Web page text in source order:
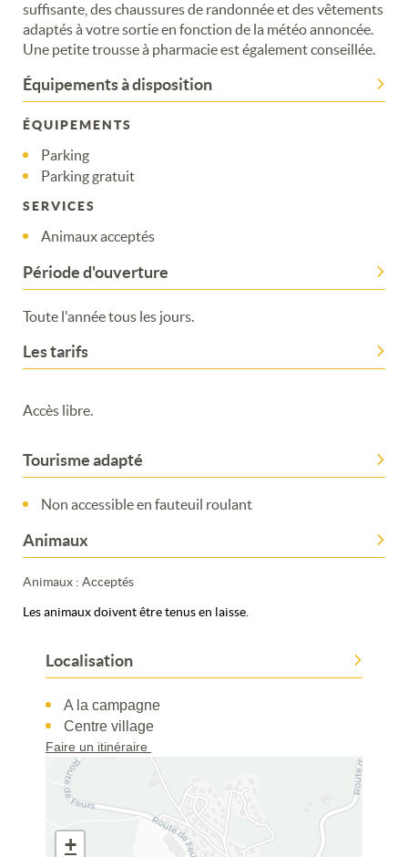
suffisante, des chaussures de randonnée et des vêtements
adaptés à votre sortie en fonction de la météo annoncée.
Une petite trousse à pharmacie est également conseillée.
Équipements à disposition
ÉQUIPEMENTS
Parking
Parking gratuit
SERVICES
Animaux acceptés
Période d'ouverture
Toute l'année tous les jours.
Les tarifs
Accès libre.
Tourisme adapté
Non accessible en fauteuil roulant
Animaux
Animaux : Acceptés
Les animaux doivent être tenus en laisse.
Localisation
A la campagne
Centre village
Faire un itinéraire
+